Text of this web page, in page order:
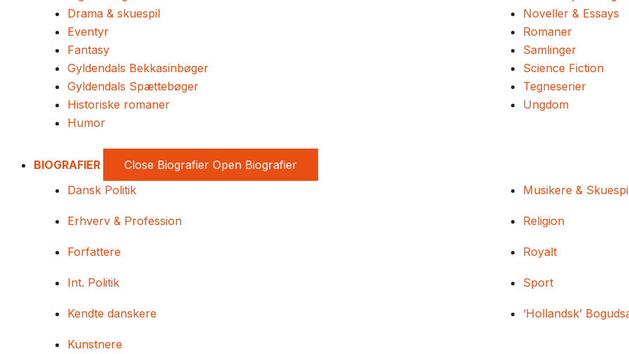
Drama & skuespil
Eventyr
Fantasy
Gyldendals Bekkasinbøger
Gyldendals Spættebøger
Historiske romaner
Humor
Noveller & Essays
Romaner
Samlinger
Science Fiction
Tegneserier
Ungdom
BIOGRAFIER Close Biografier Open Biografier
Dansk Politik
Erhverv & Profession
Forfattere
Int. Politik
Kendte danskere
Kunstnere
Musikere &
Religion
Royalt
Sport
‘Hollandsk’